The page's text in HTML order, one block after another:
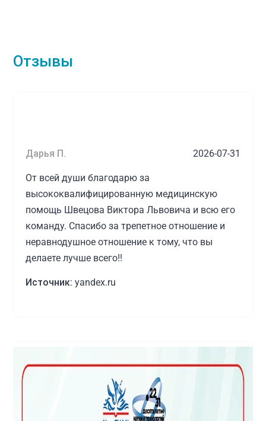
Отзывы
Дарья П. 2026-07-31
От всей души благодарю за
высококвалифицированную медицинскую
помощь Швецова Виктора Львовича и всю его
команду. Спасибо за трепетное отношение и
неравнодушное отношение к тому, что вы
делаете лучше всего!!
Источник: yandex.ru